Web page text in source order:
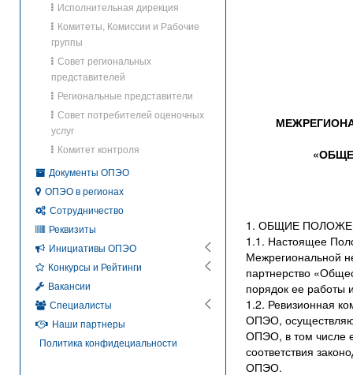
1. ОБЩИЕ
1.1. Настоящее
Межрегиональной
партнерство
порядок ее работы
1.2. Ревизионная
ОПЭО,
ОПЭО, в том числе
соответствия
ОПЭО.
Исполнительная дирекция
Комитеты, Комиссии и Рабочие
группы
Совет региональных
представителей
Региональные представители
Совет потребителей оценочных
услуг
Комитет контроля
Документы ОПЭО
ОПЭО в регионах
Сотрудничество
Реквизиты
Инициативы ОПЭО
Конкурсы и Рейтинги
Вакансии
Специалисты
Наши партнеры
Политика конфидециальности